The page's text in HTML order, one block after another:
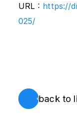
CULTURE
URL： https://
025/
back to